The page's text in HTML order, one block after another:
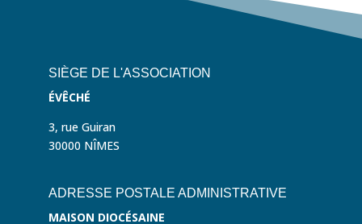
SIÈGE DE L'ASSOCIATION
ÉVÊCHÉ
3, rue Guiran
30000 NÎMES
ADRESSE POSTALE ADMINISTRATIVE
MAISON DIOCÉSAINE